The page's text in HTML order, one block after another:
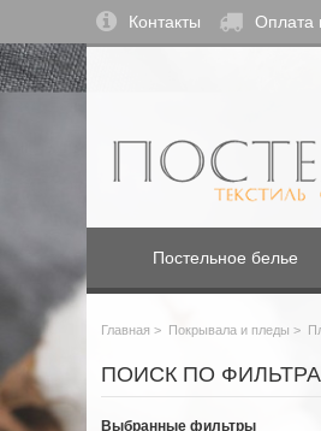
Контакты Оплата
Постельное белье
Главная > Покрывала и пледы >
ПОИСК ПО
Выбранные фильтры